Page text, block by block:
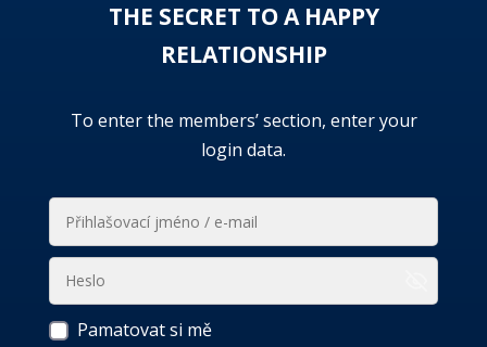
THE SECRET TO A HAPPY
RELATIONSHIP
To enter the members’ section, enter your
login data.
Pamatovat si mě